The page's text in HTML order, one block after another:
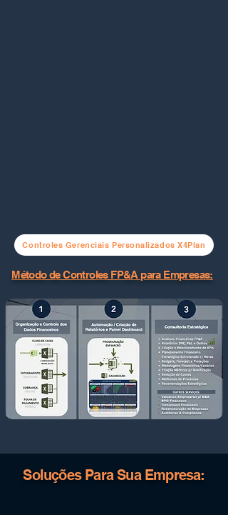
Controles Gerenciais Personalizados X4Plan
Método de Controles FP&A para Empresas:
Soluções Para Sua Empresa: